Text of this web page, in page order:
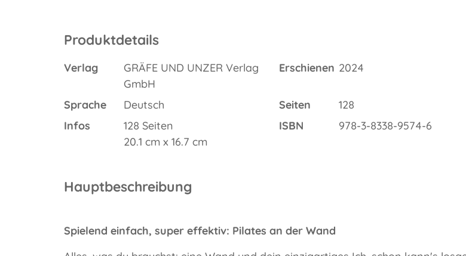
Produktdetails
Verlag
GRÄFE UND UNZER Verlag
GmbH
Erschienen 2024
Sprache Deutsch Seiten
128
Infos
128 Seiten
20.1 cm x 16.7 cm
ISBN 978-3-8338-9574-6
Hauptbeschreibung
Spielend einfach, super effektiv: Pilates an der Wand